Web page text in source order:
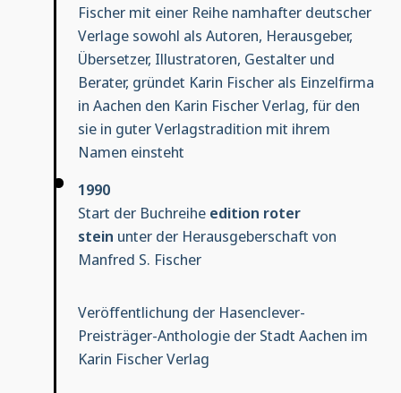
Fischer mit einer Reihe namhafter deutscher
Verlage sowohl als Autoren, Herausgeber,
Übersetzer, Illustratoren, Gestalter und
Berater, gründet Karin Fischer als Einzelfirma
in Aachen den Karin Fischer Verlag, für den
sie in guter Verlagstradition mit ihrem
Namen einsteht
1990
Start der Buchreihe edition roter
stein unter der Herausgeberschaft von
Manfred S. Fischer
Veröffentlichung der Hasenclever-
Preisträger-Anthologie der Stadt Aachen im
Karin Fischer Verlag